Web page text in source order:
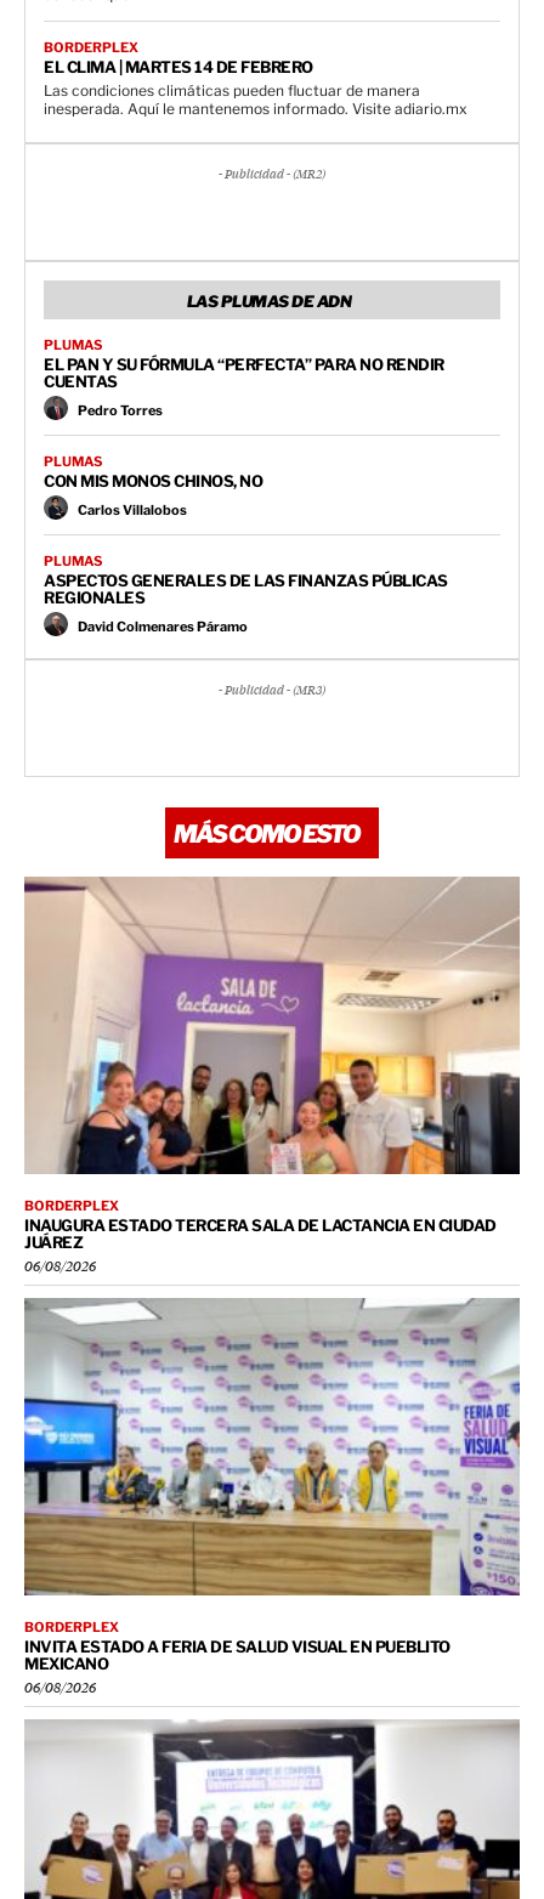
BORDERPLEX
EL CLIMA | MARTES 14 DE FEBRERO
Las condiciones climáticas pueden fluctuar de manera
inesperada. Aquí le mantenemos informado. Visite adiario.mx
- Publicidad - (MR2)
LAS PLUMAS DE ADN
PLUMAS
EL PAN Y SU FÓRMULA “PERFECTA” PARA NO RENDIR
CUENTAS
Pedro Torres
PLUMAS
CON MIS MONOS CHINOS, NO
Carlos Villalobos
PLUMAS
ASPECTOS GENERALES DE LAS FINANZAS PÚBLICAS
REGIONALES
David Colmenares Páramo
- Publicidad - (MR3)
MÁS COMO ESTO
BORDERPLEX
INAUGURA ESTADO TERCERA SALA DE LACTANCIA EN CIUDAD
JUÁREZ
06/08/2026
BORDERPLEX
INVITA ESTADO A FERIA DE SALUD VISUAL EN PUEBLITO
MEXICANO
06/08/2026